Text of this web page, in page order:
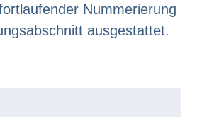
Nummerierung
ausgestattet.